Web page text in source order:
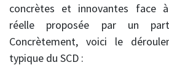
concrètes et innovantes face
réelle proposée par un
Concrètement, voici le
typique du SCD :